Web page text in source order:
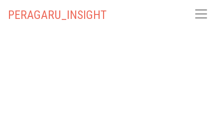
PERAGARU_INSIGHT